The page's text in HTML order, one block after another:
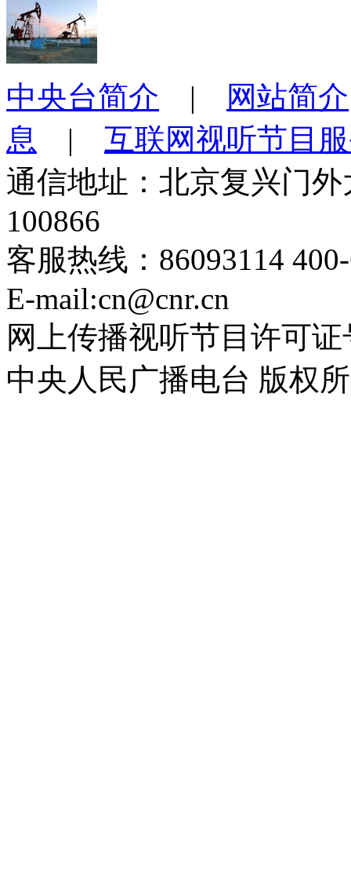
中央台简介 | 网站简介
息 | 互联网视听节目
通信地址：北京复兴门
100866
客服热线：86093114
E-mail:cn@cnr.cn
网上传播视听节目许可证
中央人民广播电台 版权